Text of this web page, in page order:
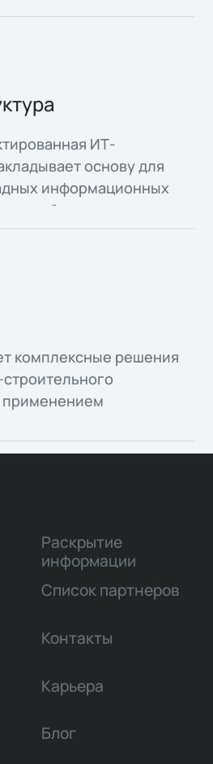
ИТ-
основу для
информационных
бизнес-процессов.
комплексные решения
применением
объектов
а также
Раскрытие
информации
Список партнеров
Контакты
Карьера
Блог